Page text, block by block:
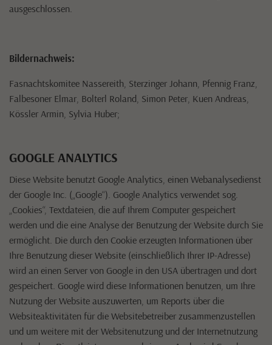
ausgeschlossen.
Bildernachweis:
Fasnachtskomitee Nassereith, Sterzinger Johann, Pfennig Franz,
Falbesoner Elmar, Bolterl Roland, Simon Peter, Kuen Andreas,
Kössler Armin, Sylvia Huber;
GOOGLE ANALYTICS
Diese Website benutzt Google Analytics, einen Webanalysedienst
der Google Inc. („Google“). Google Analytics verwendet sog.
„Cookies“, Textdateien, die auf Ihrem Computer gespeichert
werden und die eine Analyse der Benutzung der Website durch Sie
ermöglicht. Die durch den Cookie erzeugten Informationen über
Ihre Benutzung dieser Website (einschließlich Ihrer IP-Adresse)
wird an einen Server von Google in den USA übertragen und dort
gespeichert. Google wird diese Informationen benutzen, um Ihre
Nutzung der Website auszuwerten, um Reports über die
Websiteaktivitäten für die Websitebetreiber zusammenzustellen
und um weitere mit der Websitenutzung und der Internetnutzung